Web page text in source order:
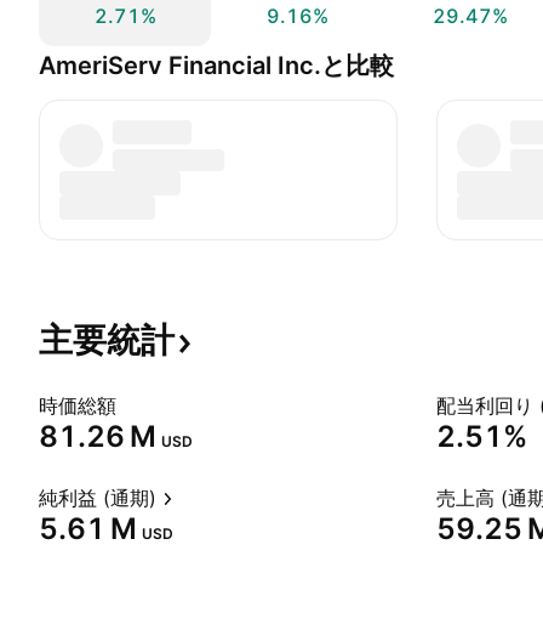
2.71%
9.16%
29.47%
AmeriServ Financial Inc.と比較
主要統計
時価総額
‪81.26 M‬ USD
配当利回り
2.51%
純利益 (通期)
‪5.61 M‬ USD
売上高 (通
‪59.25